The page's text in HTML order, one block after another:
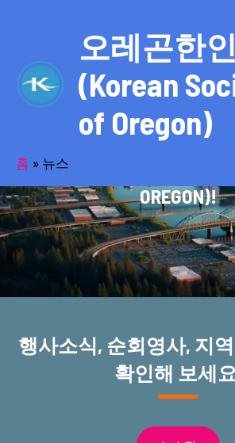
오레곤한
(Korean
of Oregon)
홈 » 뉴스
반세기의 세월을 품고 동
오레곤한인회(KOREAN
OREGON)!
행사소식, 순회영사, 지
확인해 보세